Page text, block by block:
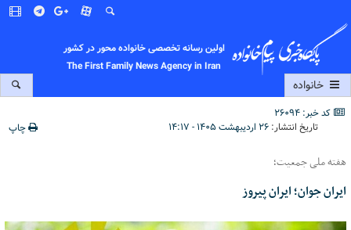
اولین رسانه تخصصی خانواده محور در کشور
The First Family News Agency in Iran
خانواده
کد خبر: 26094
تاریخ انتشار: ۲۶ اردیبهشت ۱۴۰۵ - ۱۴:۱۷ چاپ
هفته ملی جمعیت؛
ایران جوان؛ ایران پیروز